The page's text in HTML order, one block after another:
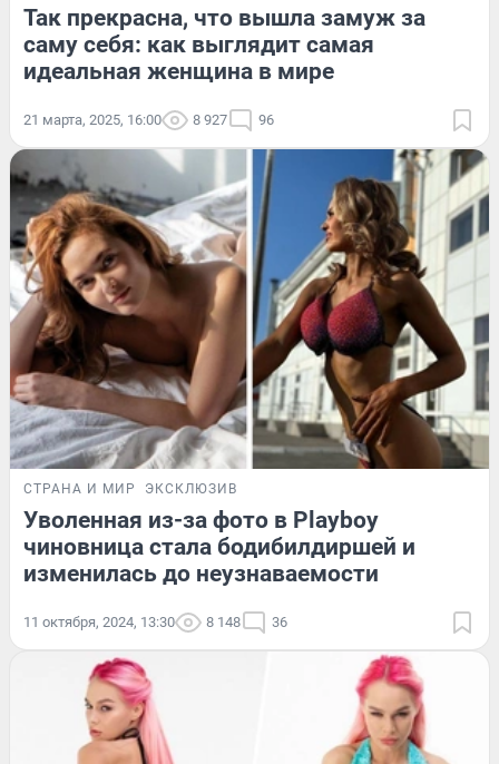
Так прекрасна, что вышла замуж за
саму себя: как выглядит самая
идеальная женщина в мире
21 марта, 2025, 16:00 8 927 96
СТРАНА И МИР ЭКСКЛЮЗИВ
Уволенная из-за фото в Playboy
чиновница стала бодибилдиршей и
изменилась до неузнаваемости
11 октября, 2024, 13:30 8 148 36